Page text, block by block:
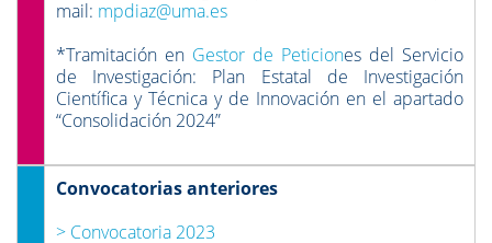
mail: mpdiaz@uma.es
*Tramitación en Gestor de Peticiones del Servicio
de Investigación: Plan Estatal de Investigación
Científica y Técnica y de Innovación en el apartado
“Consolidación 2024”
Convocatorias anteriores
> Convocatoria 2023